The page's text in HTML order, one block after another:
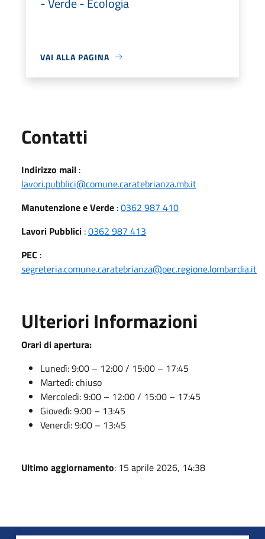
VAI ALLA PAGINA
Contatti
Indirizzo mail :
lavori.pubblici@comune.caratebrianza.mb.it
Manutenzione e Verde :0362 987 410
Lavori Pubblici :0362 987 413
PEC :
segreteria.comune.caratebrianza@pec.regione.lombardia.it
Ulteriori Informazioni
Orari di apertura:
Lunedì: 9:00 – 12:00 / 15:00 – 17:45
Martedì: chiuso
Mercoledì: 9:00 – 12:00 / 15:00 – 17:45
Giovedì: 9:00 – 13:45
Venerdì: 9:00 – 13:45
Ultimo aggiornamento: 15 aprile 2026, 14:38